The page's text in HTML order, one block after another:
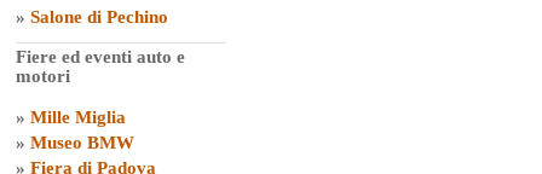
» Salone di Pechino
Fiere ed eventi auto e
motori
» Mille Miglia
» Museo BMW
» Fiera di Padova